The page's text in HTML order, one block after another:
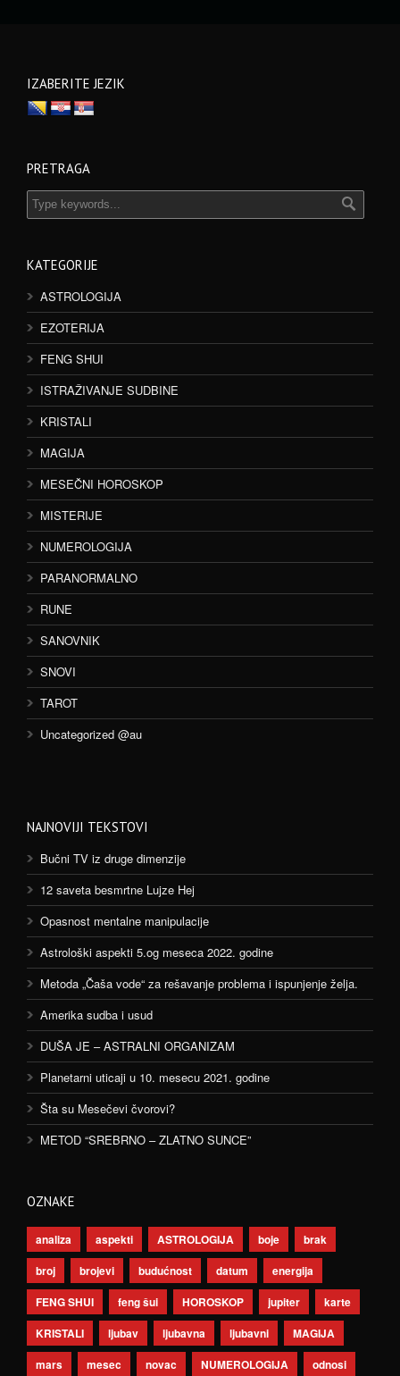
IZABERITE JEZIK
PRETRAGA
KATEGORIJE
ASTROLOGIJA
EZOTERIJA
FENG SHUI
ISTRAŽIVANJE SUDBINE
KRISTALI
MAGIJA
MESEČNI HOROSKOP
MISTERIJE
NUMEROLOGIJA
PARANORMALNO
RUNE
SANOVNIK
SNOVI
TAROT
Uncategorized @au
NAJNOVIJI TEKSTOVI
Bučni TV iz druge dimenzije
12 saveta besmrtne Lujze Hej
Opasnost mentalne manipulacije
Astrološki aspekti 5.og meseca 2022. godine
Metoda „Čaša vode“ za rešavanje problema i ispunjenje želja.
Amerika sudba i usud
DUŠA JE – ASTRALNI ORGANIZAM
Planetarni uticaji u 10. mesecu 2021. godine
Šta su Mesečevi čvorovi?
METOD “SREBRNO – ZLATNO SUNCE”
OZNAKE
analiza aspekti ASTROLOGIJA boje
brak
broj
brojevi budućnost datum
energija
FENG SHUI
feng šui HOROSKOP jupiter
karte
KRISTALI
ljubav ljubavna ljubavni
MAGIJA
mars
mesec novac NUMEROLOGIJA odnosi